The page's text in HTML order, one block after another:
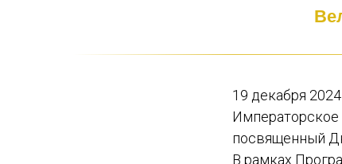
19 декабря
посвященный
В рамках